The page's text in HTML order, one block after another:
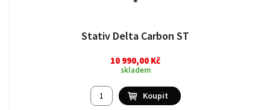
Stativ Delta Carbon ST
10 990,00 Kč
skladem